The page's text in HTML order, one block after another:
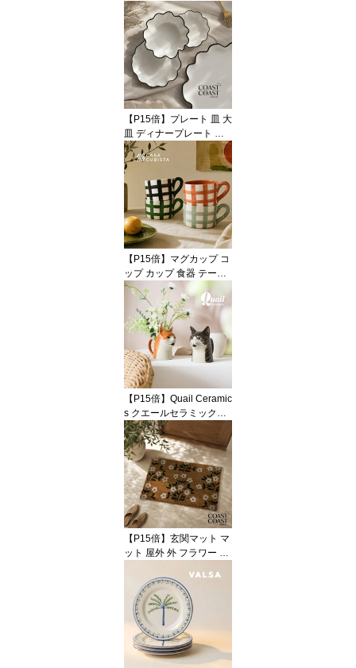
ー イエロー グリーン レ
ッド 青 赤 黄色 陶器 アー
スンウェア ラウンド 22c
m 中皿 オブジェ 置物 イ
ンテリア おしゃれ かわ
いい 海外インテリア 輸
入 インポート 直輸入 ギ
フト 輸入食器 モダン ハ
ンドメイド VALSA HOM
E
【P15倍】プレート 皿 大
皿 ディナープレート ラ
ージ 大判 食器 テーブル
ウェア ウェーブ 花びら
フラワー セラミック 陶
器 ホワイト 白 ブラック
黒 おしゃれ かわいい モ
ダン 海外インテリア 輸
入 インポート 直輸入 ギ
フト 輸入食器オブジェ
インテリア Coast to Coa
st
【P15倍】マグカップ コ
ップ カップ 食器 テーブ
ルウェア ジオメトリック
幾何学 格子柄 チェック
グリーン 緑 ブラック 黒
ブルー 青 カラフル 陶器
テラコッタ ハンドメイド
ポップ おしゃれ かわい
い 輸入 インポート 海外
インテリア ギフト
【P15倍】Quail Ceramic
s クエールセラミックス
英国ブランド ネコ ジャ
グ ミディアム 陶器 北欧
かわいい おしゃれ ピッ
チャー ジャグ 花瓶 フラ
ワーベース キャット 猫
ねこ 動物 アニマル イン
テリア プレゼント ギフ
ト 誕生日 記念日 海外イ
ンテリア
【P15倍】玄関マット マ
ット 屋外 外 フラワー 花
ヤー ナチュラル ブラウ
ン ホワイト グリーン 50
x80 大判 大きい ラージ
おしゃれ かわいい 海外
インテリア 輸入 インポ
ート 直輸入 ギフト イン